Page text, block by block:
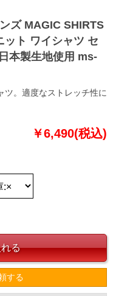
ズ MAGIC SHIRTS
ット ワイシャツ セ
本製生地使用 ms-
ツ。適度なストレッチ性に
￥6,490(税込)
する